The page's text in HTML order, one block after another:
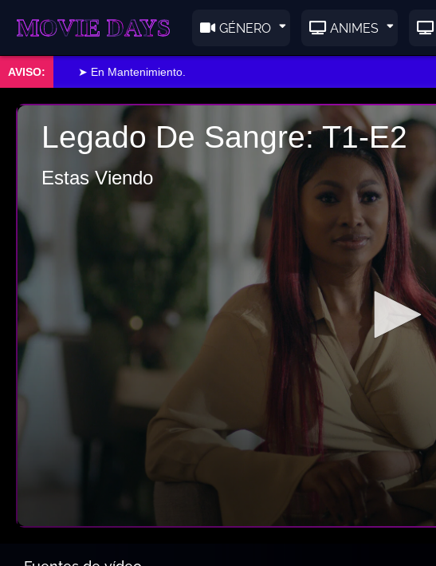
DAYS GÉNERO ANIMES
➤ En Mantenimiento.